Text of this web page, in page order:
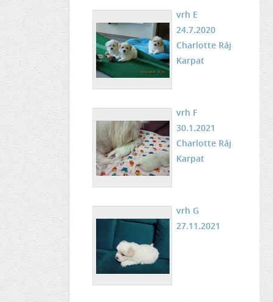
vrh E
24.7.2020
Charlotte Ráj
Karpat
vrh F
30.1.2021
Charlotte Ráj
Karpat
vrh G
27.11.2021